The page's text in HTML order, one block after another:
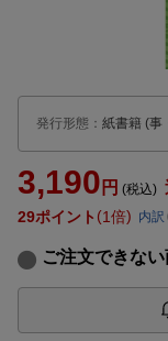
発行形態 ： 紙書籍 (事
3,190 円 (税込)
29ポイント 1倍 内訳
ご注文できな